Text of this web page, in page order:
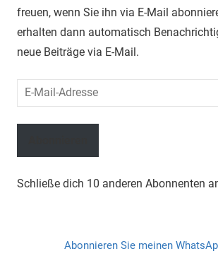
freuen, wenn Sie ihn via E-Mail
erhalten dann automatisch
neue Beiträge via E-Mail.
Mail-
Adresse
Schließe dich 10 anderen Abonnenten
Abonnieren Sie meinen